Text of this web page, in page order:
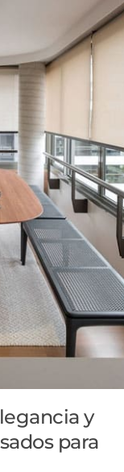
y
para